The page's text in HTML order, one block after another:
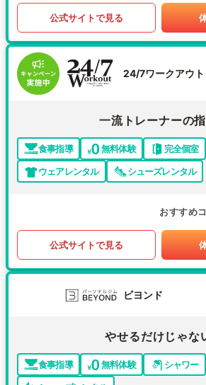
公式サイトで見る
24/7ワークアウト
一流トレーナーの
食事指導 無料体験 完全個室
ウェアレンタル
シューズレンタル
おすすめ
公式サイトで見る
ビヨンド
やせるだけじゃな
食事指導 無料体験 シャワー